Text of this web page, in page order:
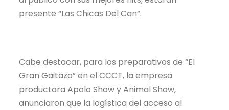
presente “Las Chicas Del Can”.
Cabe destacar, para los preparativos de “El
Gran Gaitazo” en el CCCT, la empresa
productora Apolo Show y Animal Show,
anunciaron que la logística del acceso al